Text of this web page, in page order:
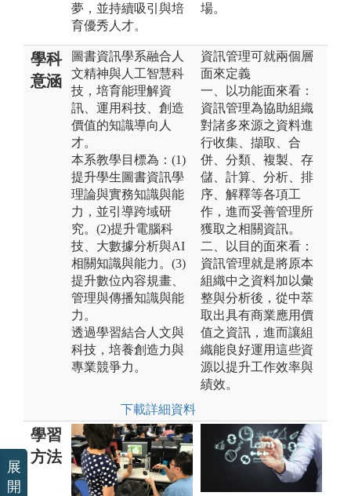
夢，並持續吸引與培
育優秀人才。
場。
學科
意涵
圖書資訊學系融合人
文精神與人工智慧科
技，培育能理解資
訊、運用科技、創造
價值的知識導向人
才。
本系教學目標為：(1)
提升學生圖書資訊學
理論與實務知識與能
力，並引導跨域研
究。(2)提升電腦科
技、大數據分析與AI
相關知識與能力。(3)
提升數位內容規畫、
管理與傳播知識與能
力。
透過學習結合人文與
科技，培養創造力與
專業競爭力。
下載詳細資料
資訊管理可就兩個層
面來定義
一、以功能面來看：
資訊管理為協助組織
對諸多來源之資料進
行收集、擷取、合
併、分類、複製、存
儲、計算、分析、排
序、解釋等各項工
作，進而妥善管理所
獲取之相關資訊。
二、以目的面來看：
資訊管理就是將原本
組織中之資料加以彙
整與分析後，從中萃
取出具有商業應用價
值之資訊，進而讓組
織能良好運用這些資
源以提升工作效率與
績效。
學習
方法
展
開